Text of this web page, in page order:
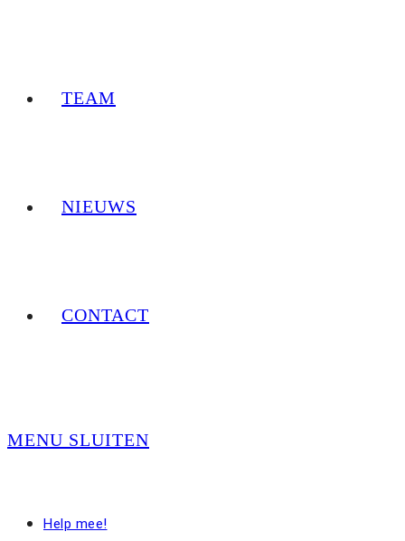
TEAM
NIEUWS
CONTACT
MENU SLUITEN
Help mee!